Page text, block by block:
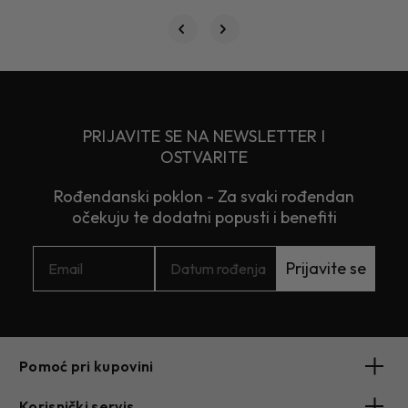
PRIJAVITE SE NA NEWSLETTER I
OSTVARITE
Rođendanski poklon - Za svaki rođendan
očekuju te dodatni popusti i benefiti
Prijavite se
Pomoć pri kupovini